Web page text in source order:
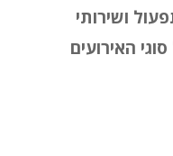
ושירותי
האירועים